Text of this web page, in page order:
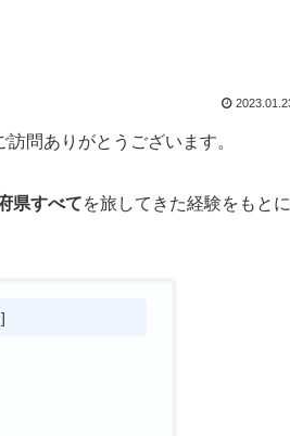
問ありがとうございます。
県すべてを旅してきた経験をもと